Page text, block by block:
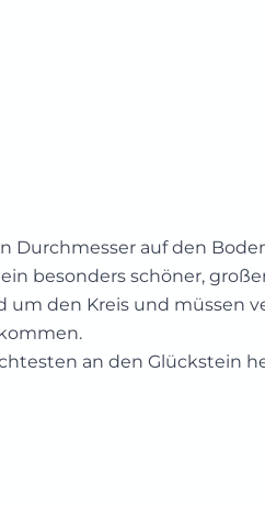
Durchmesser auf den
besonders schöner,
um den Kreis und müssen
an den Glückstein